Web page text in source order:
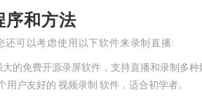
序和方法
可以考虑使用以下软件来录制直播:
的免费开源录屏软件，支持直播和录制多种
用户友好的 视频录制 软件，适合初学者。